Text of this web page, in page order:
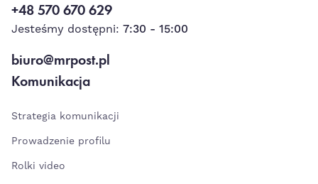
+48 570 670 629
Jesteśmy dostępni: 7:30 - 15:00
biuro@mrpost.pl
Komunikacja
Strategia komunikacji
Prowadzenie profilu
Rolki video